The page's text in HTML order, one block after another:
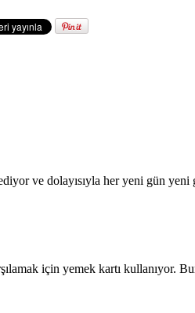
ve dolayısıyla her yeni gün yeni
için yemek kartı kullanıyor.